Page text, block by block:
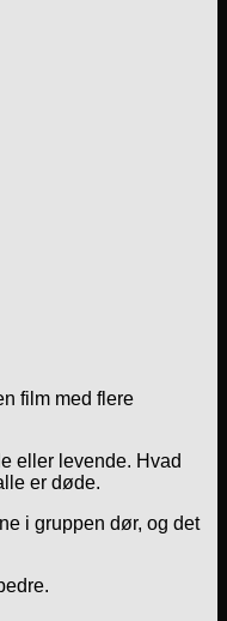
film med flere
eller levende. Hvad
er døde.
i gruppen dør, og det